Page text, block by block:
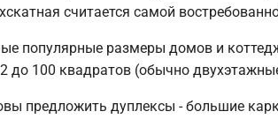
считается самой
популярные размеры домов и
до 100 квадратов (обычно
предложить дуплексы - большие